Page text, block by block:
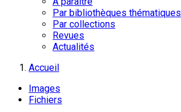
Par bibliothèques thématiques
Par collections
Revues
Actualités
Accueil
Images
Fichiers